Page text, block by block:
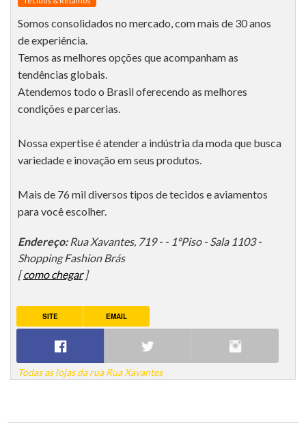
Somos consolidados no mercado, com mais de 30 anos
de experiência.
Temos as melhores opções que acompanham as
tendências globais.
Atendemos todo o Brasil oferecendo as melhores
condições e parcerias.
Nossa expertise é atender a indústria da moda que busca
variedade e inovação em seus produtos.
Mais de 76 mil diversos tipos de tecidos e aviamentos
para você escolher.
Endereço: Rua Xavantes, 719 - - 1°Piso - Sala 1103 -
Shopping Fashion Brás
[como chegar]
SITE EMAIL
Todas as lojas da rua Rua Xavantes